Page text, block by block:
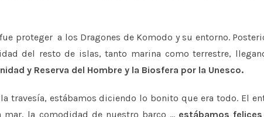
proteger a los Dragones de Komodo y su entorno.
del resto de islas, tanto marina como terrestre,
y Reserva del Hombre y la Biosfera por la Unesco.
travesía, estábamos diciendo lo bonito que era todo. El
la comodidad de nuestro barco … estábamos